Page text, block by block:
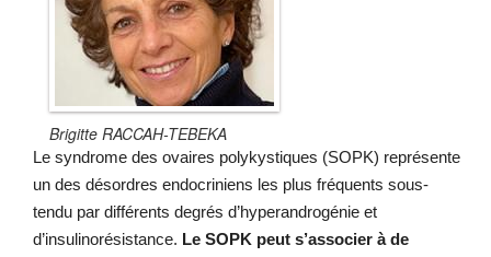
Brigitte RACCAH-TEBEKA
Le syndrome des ovaires polykystiques (SOPK) représente
un des désordres endocriniens les plus fréquents sous-
tendu par différents degrés d’hyperandrogénie et
d’insulinorésistance. Le SOPK peut s’associer à de